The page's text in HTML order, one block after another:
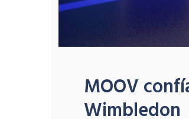
MOOV
Wimbledon